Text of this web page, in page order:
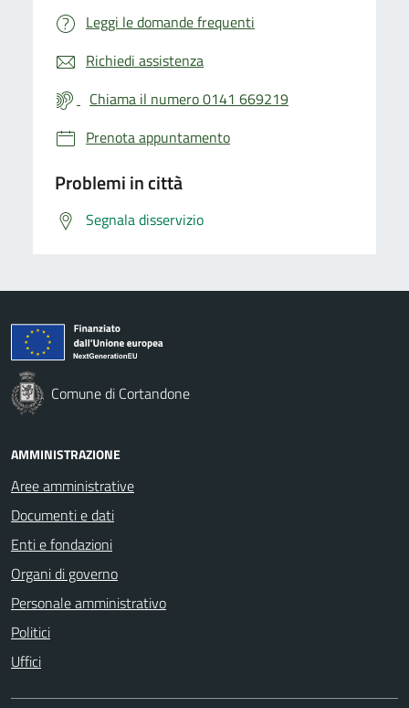
Leggi le domande frequenti
Richiedi assistenza
Chiama il numero 0141 669219
Prenota appuntamento
Problemi in città
Segnala disservizio
Comune di Cortandone
AMMINISTRAZIONE
Aree amministrative
Documenti e dati
Enti e fondazioni
Organi di governo
Personale amministrativo
Politici
Uffici